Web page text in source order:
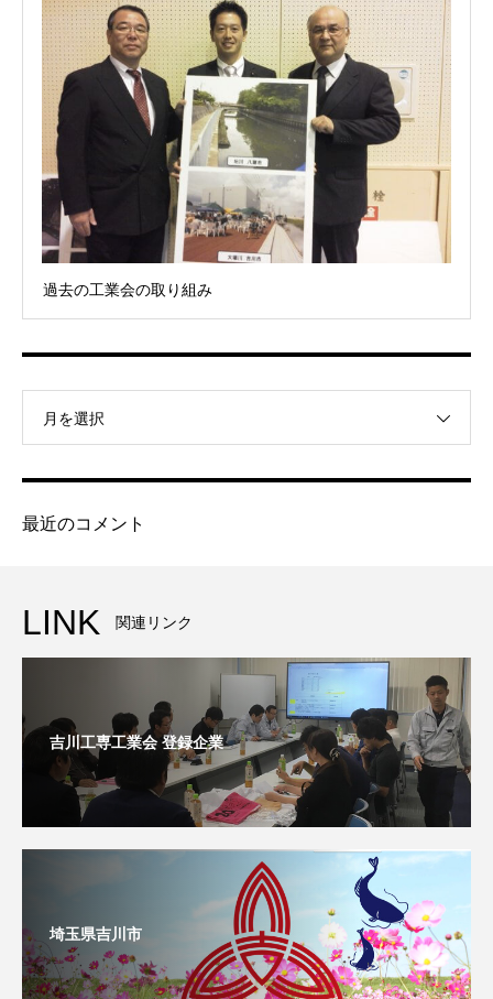
過去の工業会の取り組み
月を選択
最近のコメント
LINK 関連リンク
吉川工専工業会 登録企業
埼玉県吉川市